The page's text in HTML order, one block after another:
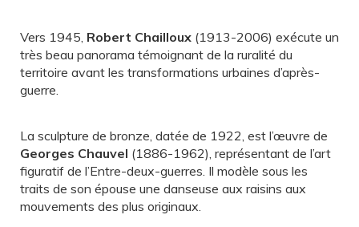
Vers 1945, Robert Chailloux (1913-2006) exécute un
très beau panorama témoignant de la ruralité du
territoire avant les transformations urbaines d’après-
guerre.
La sculpture de bronze, datée de 1922, est l’œuvre de
Georges Chauvel (1886-1962), représentant de l’art
figuratif de l’Entre-deux-guerres. Il modèle sous les
traits de son épouse une danseuse aux raisins aux
mouvements des plus originaux.